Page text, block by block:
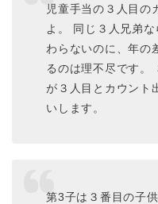
児童手当の３人目の
よ。 同じ３人兄弟
わらないのに、年の
るのは理不尽です。
が３人目とカウント
いします。
第3子は３番目の子